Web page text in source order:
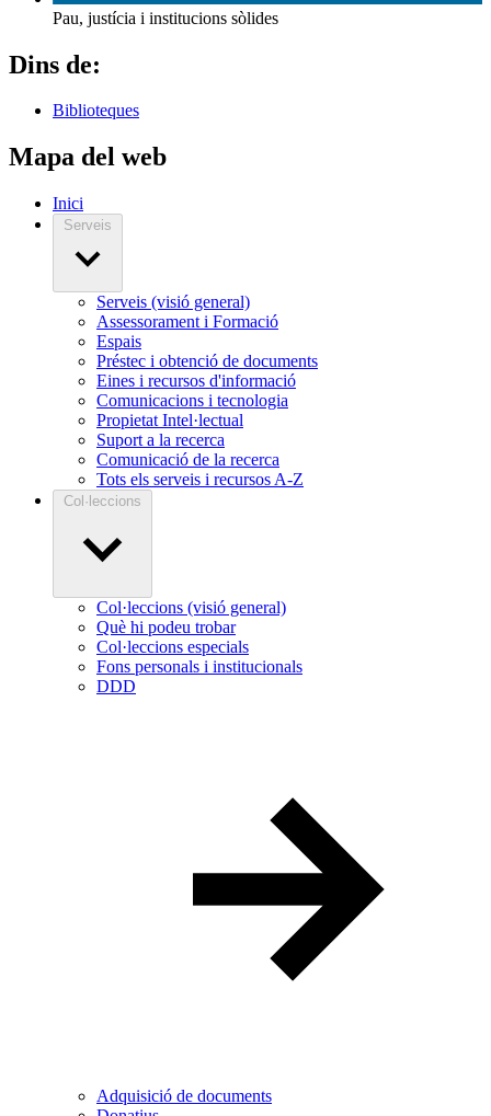
Pau, justícia i institucions sòlides
Dins de:
Biblioteques
Mapa del web
Inici
Serveis
Serveis (visió general)
Assessorament i Formació
Espais
Préstec i obtenció de documents
Eines i recursos d'informació
Comunicacions i tecnologia
Propietat Intel·lectual
Suport a la recerca
Comunicació de la recerca
Tots els serveis i recursos A-Z
Col·leccions
Col·leccions (visió general)
Què hi podeu trobar
Col·leccions especials
Fons personals i institucionals
DDD
Adquisició de documents